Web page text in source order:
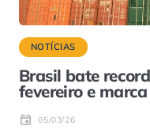
NOTÍCIAS
Brasil bate
fevereiro e
05/03/26